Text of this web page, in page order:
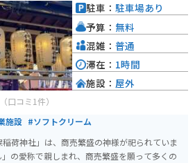
（口コミ1件）
施設 #ソフトクリーム
荷神社」は、商売繁盛の神様が祀られていま
の愛称で親しまれ、商売繁盛を願って多くの
駐車： 駐車場あり
予算： 無料
混雑： 普通
滞在： 1時間
施設： 屋外